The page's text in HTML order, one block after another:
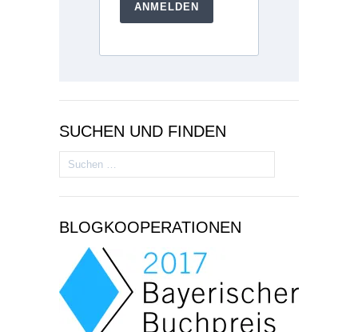
ANMELDEN
SUCHEN UND FINDEN
Suchen
nach:
BLOGKOOPERATIONEN